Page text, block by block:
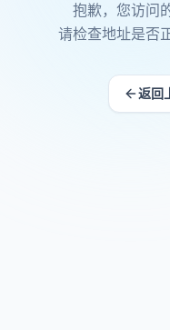
抱歉，您访问
请检查地址是否
返回